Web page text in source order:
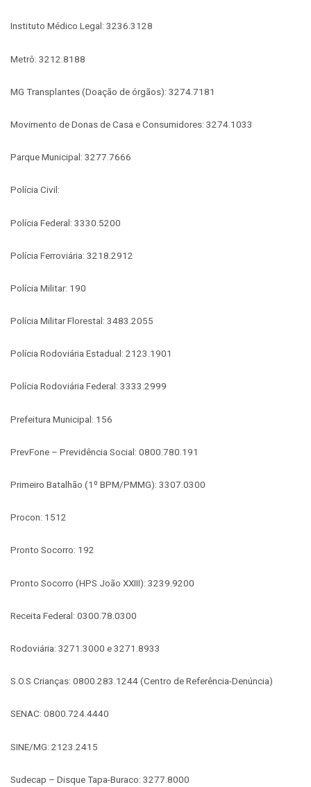
Instituto Médico Legal: 3236.3128
Metrô: 3212.8188
MG Transplantes (Doação de órgãos): 3274.7181
Movimento de Donas de Casa e Consumidores: 3274.1033
Parque Municipal: 3277.7666
Polícia Civil:
Polícia Federal: 3330.5200
Polícia Ferroviária: 3218.2912
Polícia Militar: 190
Polícia Militar Florestal: 3483.2055
Polícia Rodoviária Estadual: 2123.1901
Polícia Rodoviária Federal: 3333.2999
Prefeitura Municipal: 156
PrevFone – Previdência Social: 0800.780.191
Primeiro Batalhão (1º BPM/PMMG): 3307.0300
Procon: 1512
Pronto Socorro: 192
Pronto Socorro (HPS João XXIII): 3239.9200
Receita Federal: 0300.78.0300
Rodoviária: 3271.3000 e 3271.8933
S.O.S Crianças: 0800.283.1244 (Centro de Referência-Denúncia)
SENAC: 0800.724.4440
SINE/MG: 2123.2415
Sudecap – Disque Tapa-Buraco: 3277.8000